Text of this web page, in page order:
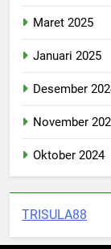
Maret 2025
Januari 2025
Desember
November
Oktober 2024
TRISULA88